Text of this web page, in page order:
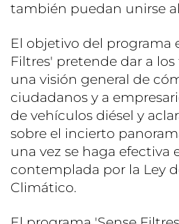
también puedan unirse
El objetivo del programa
Filtres' pretende dar a
una visión general de
ciudadanos y a
de vehículos diésel y
sobre el incierto
una vez se haga efectiva
contemplada por la Ley
Climático.